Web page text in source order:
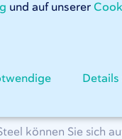
und auf unserer
Details
können Sie sich